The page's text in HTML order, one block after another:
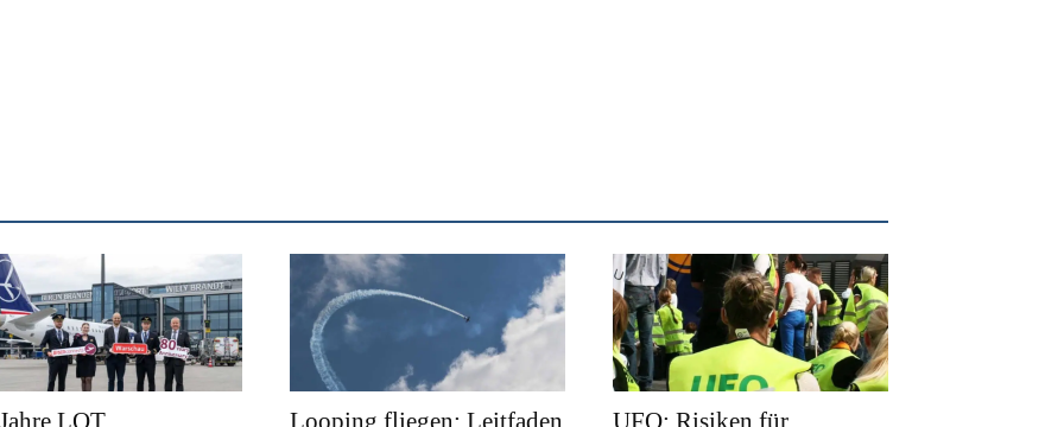
LOT Looping fliegen: Leitfaden UFO: Risiken für